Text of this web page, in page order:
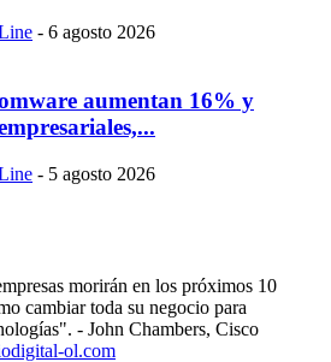
- 6 agosto 2026
aumentan 16% y
- 5 agosto 2026
morirán en los próximos 10
cambiar toda su negocio para
- John Chambers, Cisco
ol.com